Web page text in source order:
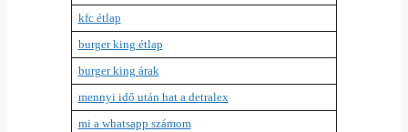
kfc étlap
burger king étlap
burger king árak
mennyi idő után hat a detralex
mi a whatsapp számom